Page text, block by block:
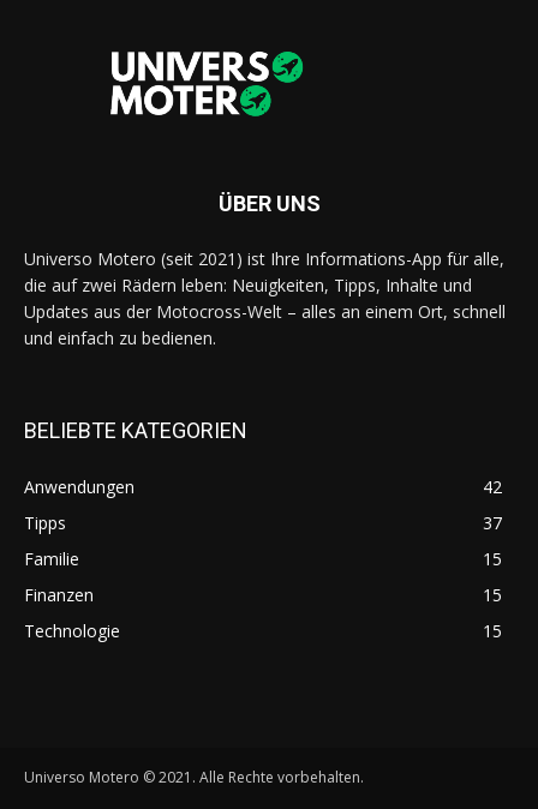
ÜBER UNS
Universo Motero (seit 2021) ist Ihre Informations-App für alle,
die auf zwei Rädern leben: Neuigkeiten, Tipps, Inhalte und
Updates aus der Motocross-Welt – alles an einem Ort, schnell
und einfach zu bedienen.
BELIEBTE KATEGORIEN
Anwendungen
42
Tipps
37
Familie
15
Finanzen
15
Technologie
15
Universo Motero © 2021. Alle Rechte vorbehalten.